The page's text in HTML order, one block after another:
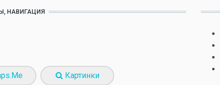
НАВИГАЦИЯ
Картинки